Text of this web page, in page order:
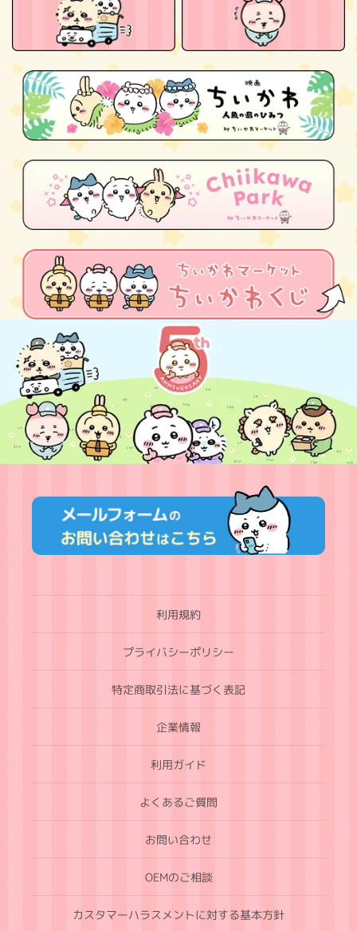
利用規約
プライバシーポリシー
特定商取引法に基づく表記
企業情報
利用ガイド
よくあるご質問
お問い合わせ
OEMのご相談
カスタマーハラスメントに対する基本方針